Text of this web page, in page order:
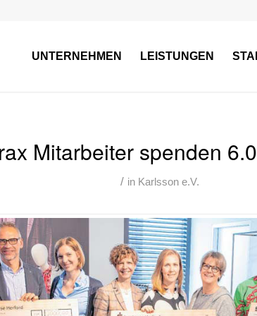
UNTERNEHMEN LEISTUNGEN
Mitarbeiter spenden
/ in Karlsson e.V.